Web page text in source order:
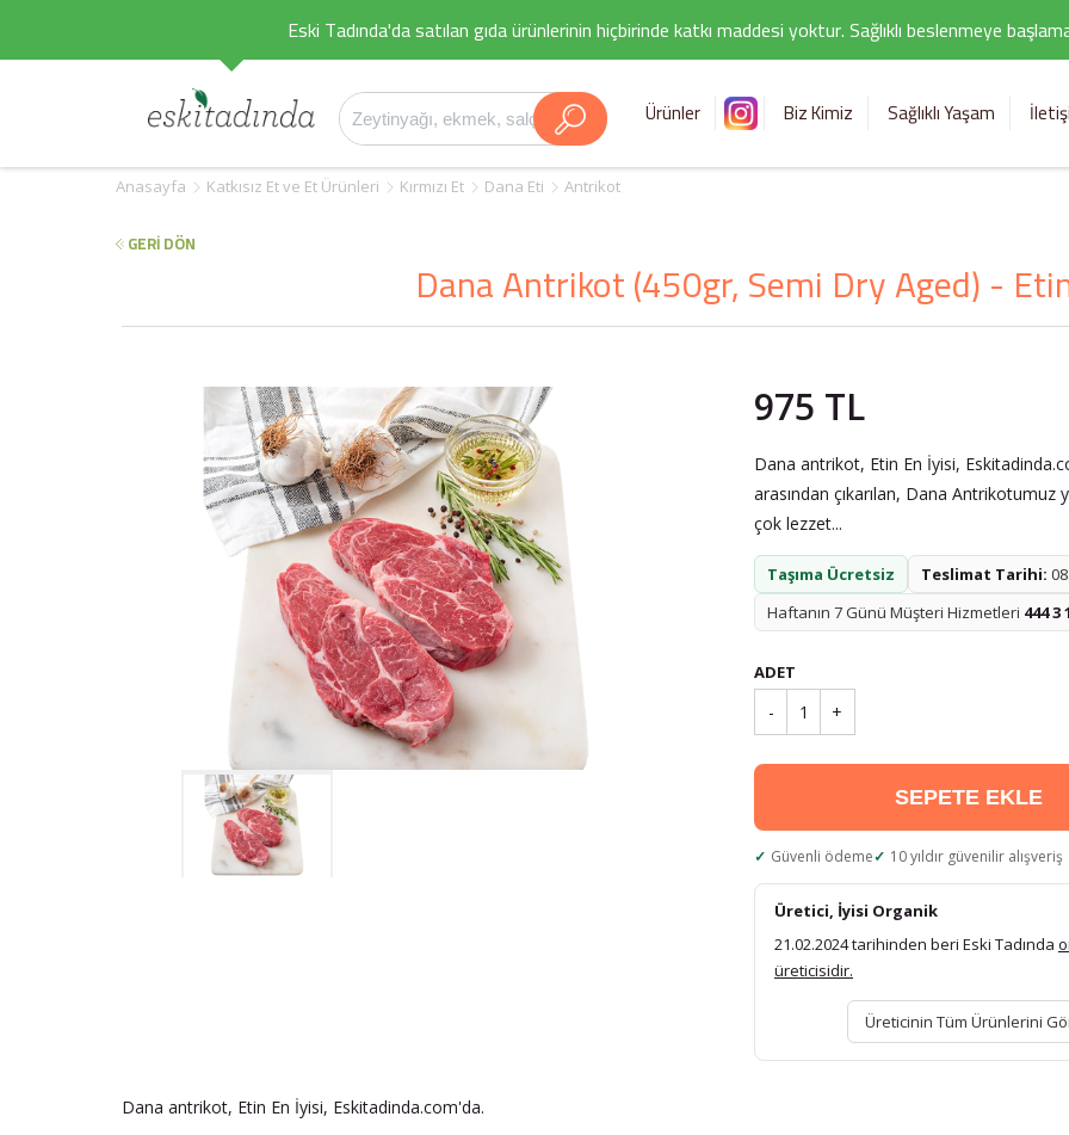
Eski Tadında'da satılan gıda ürünlerinin hiçbirinde katkı maddesi yoktur. Sağlıklı beslenmeye
Ürünler Biz Kimiz Sağlıklı Yaşam
Anasayfa Katkısız Et ve Et Ürünleri Kırmızı Et Dana Eti Antrikot
GERİ DÖN
Dana Antrikot (450gr, Semi Dry Aged) -
975 TL
Dana antrikot, Etin En İyisi,
arasından çıkarılan, Dana
çok lezzet...
Taşıma Ücretsiz Teslimat Tarihi:
Haftanın 7 Günü Müşteri Hizmetleri 444 3
ADET
- 1 +
SEPETE EKLE
Güvenli ödeme 10 yıldır güvenilir alışveriş
Üretici, İyisi Organik
21.02.2024 tarihinden beri Eski Tadında
üreticisidir.
Üreticinin Tüm Ürünlerini
Dana antrikot, Etin En İyisi, Eskitadinda.com'da.